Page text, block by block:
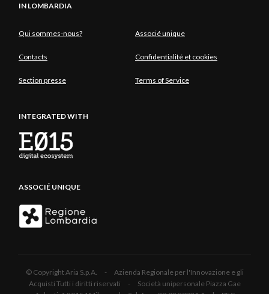
IN LOMBARDIA
Qui sommes-nous? Associé unique
Contacts Confidentialité et cookies
Section presse Terms of Service
INTEGRATED WITH
ASSOCIÉ UNIQUE
© Copyright Aria S.p.A. - Azienda Regionale per l'Innovazione e gli
Acquisti Tutti i diritti riservati - Società unipersonale Piazza Gae